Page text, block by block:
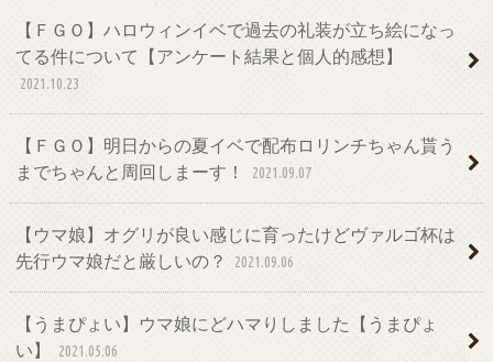
【ＦＧＯ】ハロウィンイベで過去の礼装が立ち絵になっ
てる件について【アンケート結果と個人的感想】
2021.10.23
【ＦＧＯ】明日からの夏イベで配布ロリンチちゃん貰う
までちゃんと周回しまーす！
2021.09.07
【ウマ娘】オグリが良い感じに育ったけどヴァルゴ杯は
先行ウマ娘だと厳しいの？
2021.09.06
【うまぴょい】ウマ娘にどハマりしました【うまぴょ
い】
2021.05.06